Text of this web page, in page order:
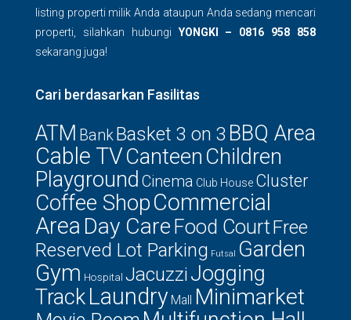
listing properti milik Anda ataupun Anda sedang mencari
properti, silahkan hubungi YONGKI – 0816 958 858
sekarang juga!
Cari berdasarkan Fasilitas
ATM Bank Basket 3 on 3 BBQ Area
Cable TVCanteen Children
Playground Cinema Club House Cluster
Coffee ShopCommercial
Area Day Care Food CourtFree
Reserved Lot Parking Futsal Garden
Gym Hospital JacuzziJogging
TrackLaundry Mall Minimarket